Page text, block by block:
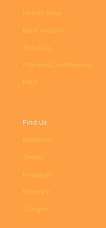
How to Shop
Bank Account
About Us
Payment Confirmation
FAQs
Find Us
Facebook
Twitter
Instagram
Pinterest
Google+